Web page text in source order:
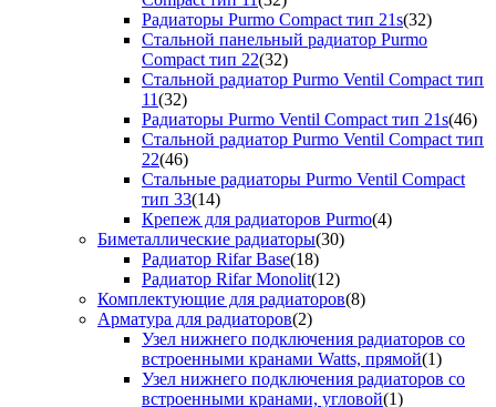
Радиаторы Purmo Compact тип 21s(32)
Стальной панельный радиатор Purmo
Compact тип 22(32)
Стальной радиатор Purmo Ventil Compact тип
11(32)
Радиаторы Purmo Ventil Compact тип 21s(46)
Стальной радиатор Purmo Ventil Compact тип
22(46)
Стальные радиаторы Purmo Ventil Compact
тип 33(14)
Крепеж для радиаторов Purmo(4)
Биметаллические радиаторы(30)
Радиатор Rifar Base(18)
Радиатор Rifar Monolit(12)
Комплектующие для радиаторов(8)
Арматура для радиаторов(2)
Узел нижнего подключения радиаторов со
встроенными кранами Watts, прямой(1)
Узел нижнего подключения радиаторов со
встроенными кранами, угловой(1)